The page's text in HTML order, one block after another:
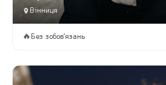
Вінниця
🔥 Без зобов’язань